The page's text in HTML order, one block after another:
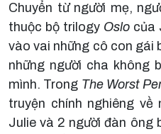
Chuyển từ người mẹ,
thuộc bộ trilogy Oslo của
vào vai những cô con gái
những người cha không
mình. Trong The Worst
truyện chính nghiêng
Julie và 2 người đàn ông